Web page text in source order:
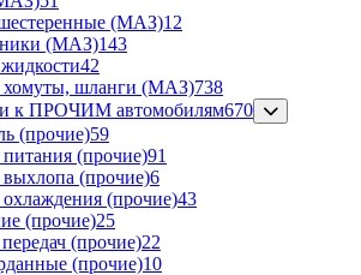
(МАЗ)12
(МАЗ)143
42
шланги (МАЗ)738
к ПРОЧИМ автомобилям670
(прочие)59
(прочие)91
(прочие)6
(прочие)43
(прочие)25
(прочие)22
(прочие)10